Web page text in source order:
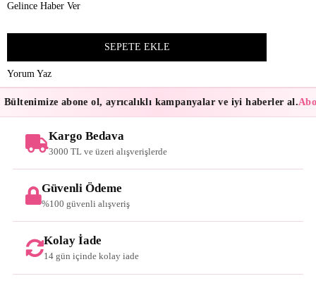
Gelince Haber Ver
Yorum Yaz
abone ol, ayrıcalıklı kampanyalar ve iyi haberler al.
Kargo Bedava
3000 TL ve üzeri alışverişlerde
Güvenli Ödeme
%100 güvenli alışveriş
Kolay İade
14 gün içinde kolay iade